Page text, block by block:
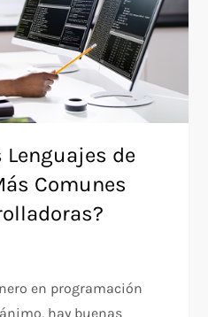
Lenguajes de
Comunes
en programación
hay buenas